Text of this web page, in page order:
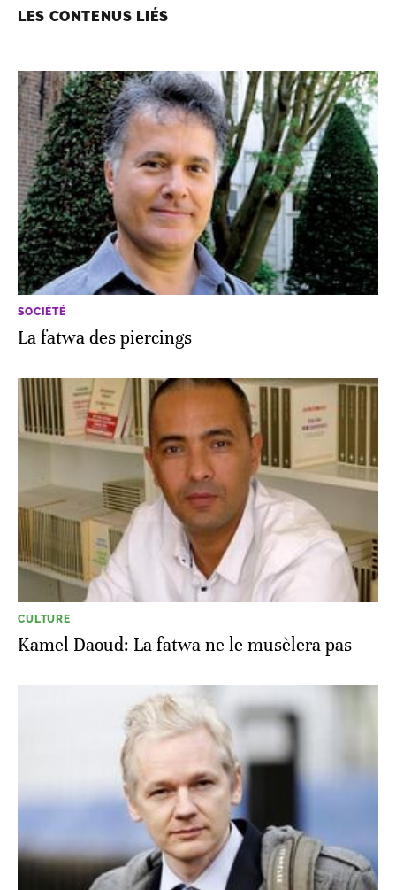
LES CONTENUS LIÉS
SOCIÉTÉ
La fatwa des piercings
CULTURE
Kamel Daoud: La fatwa ne le musèlera pas